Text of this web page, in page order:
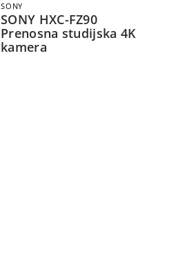
SONY
SONY HXC-FZ90
Prenosna studijska 4K
kamera